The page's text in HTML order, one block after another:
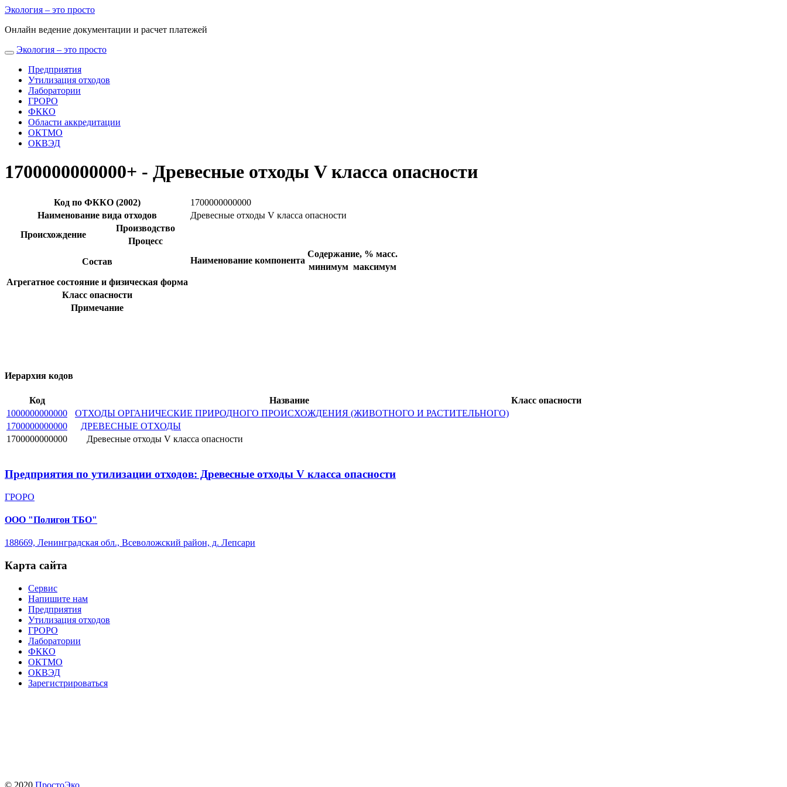
Экология – это просто
Онлайн ведение документации и расчет платежей
Экология – это просто
Предприятия
Утилизация отходов
Лаборатории
ГРОРО
ФККО
Области аккредитации
ОКТМО
ОКВЭД
1700000000000+ - Древесные отходы V класса опасности
Код по ФККО (2002)
1700000000000
Наименование вида отходов
Древесные отходы V класса опасности
Происхождение
Производство
Процесс
Состав Наименование компонента
Содержание, % масс.
минимум максимум
Агрегатное состояние и физическая форма
Класс опасности
Примечание
Иерархия кодов
Код Название
Класс опасности
1000000000000
ОТХОДЫ ОРГАНИЧЕСКИЕ ПРИРОДНОГО ПРОИСХОЖДЕНИЯ (ЖИВОТНОГО И РАСТИТЕЛЬНОГО)
1700000000000
ДРЕВЕСНЫЕ ОТХОДЫ
1700000000000
Древесные отходы V класса опасности
Предприятия по утилизации отходов: Древесные отходы V класса опасности
ГРОРО
ООО "Полигон ТБО"
188669, Ленинградская обл., Всеволожский район, д. Лепсари
Карта сайта
Сервис
Напишите нам
Предприятия
Утилизация отходов
ГРОРО
Лаборатории
ФККО
ОКТМО
ОКВЭД
Зарегистрироваться
© 2020 ПростоЭко